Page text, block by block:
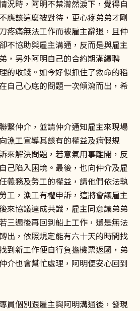
況時，阿明不禁潸然淚下，覺得自
應該這麼被對待，更心疼弟弟才剛
疼痛無法工作而被雇主辭退，且仲
不協助與雇主溝通，反而是與雇主
，另外阿明自己的合約期滿續聘
的收錢。如今好似抓住了救命的稻
自己心底的問題一次傾瀉而出，希
繫仲介，並請仲介通知雇主來現場
漁工宣導其該有的權益及病假規
來解決問題，若意氣用事離開，反
己陷入困境。最後，也向仲介及雇
義務及勞工的權益，請他們依法執
工，漁工有權申訴，這將會讓雇主
來協議達成共識，雇主同意讓弟弟
三週後再回到船上工作，還是無法
出，依照規定能有六十天的時間找
到新工作便自行負擔機票返國，弟
介也會幫忙處理，阿明便安心回到
員個別跟雇主與阿明溝通後，發現